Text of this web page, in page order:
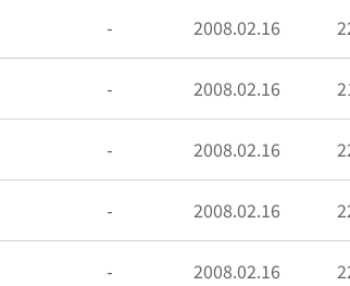
- 2008.02.16
- 2008.02.16
- 2008.02.16
- 2008.02.16
- 2008.02.16